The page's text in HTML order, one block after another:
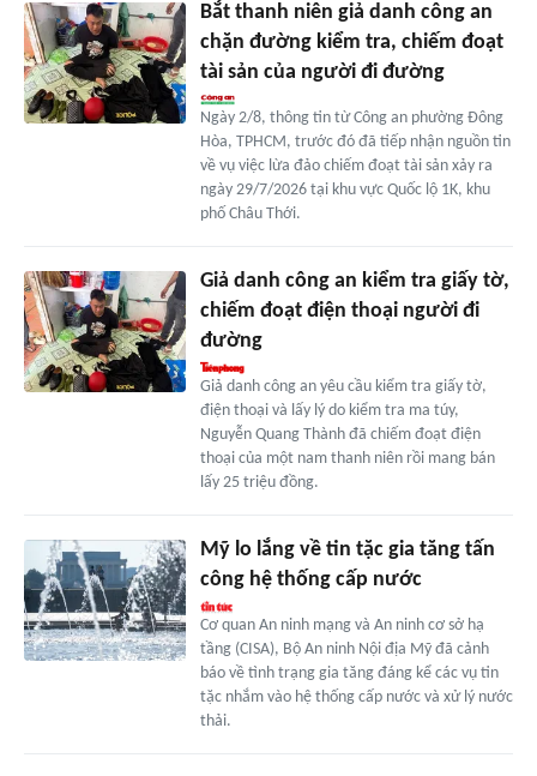
Bắt thanh niên giả danh công an
chặn đường kiểm tra, chiếm đoạt
tài sản của người đi đường
Ngày 2/8, thông tin từ Công an phường Đông
Hòa, TPHCM, trước đó đã tiếp nhận nguồn tin
về vụ việc lừa đảo chiếm đoạt tài sản xảy ra
ngày 29/7/2026 tại khu vực Quốc lộ 1K, khu
phố Châu Thới.
Giả danh công an kiểm tra giấy tờ,
chiếm đoạt điện thoại người đi
đường
Giả danh công an yêu cầu kiểm tra giấy tờ,
điện thoại và lấy lý do kiểm tra ma túy,
Nguyễn Quang Thành đã chiếm đoạt điện
thoại của một nam thanh niên rồi mang bán
lấy 25 triệu đồng.
Mỹ lo lắng về tin tặc gia tăng tấn
công hệ thống cấp nước
Cơ quan An ninh mạng và An ninh cơ sở hạ
tầng (CISA), Bộ An ninh Nội địa Mỹ đã cảnh
báo về tình trạng gia tăng đáng kể các vụ tin
tặc nhắm vào hệ thống cấp nước và xử lý nước
thải.